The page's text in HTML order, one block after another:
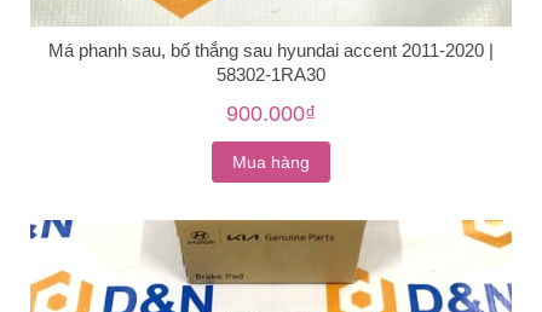
Má phanh sau, bố thắng sau hyundai accent 2011-2020 |
58302-1RA30
900.000₫
Mua hàng